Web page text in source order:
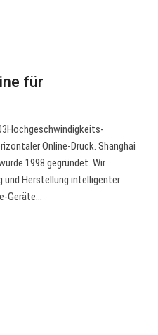
für
Online-Druck. Shanghai
1998 gegründet. Wir
und Herstellung intelligenter
Geräte…